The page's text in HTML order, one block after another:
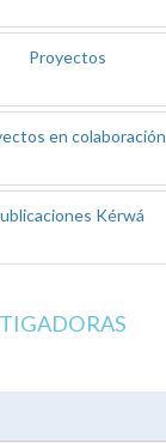
Proyectos
en colaboración
Kérwá